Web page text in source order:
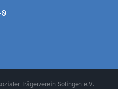
0
Trägerverein Solingen e.V.